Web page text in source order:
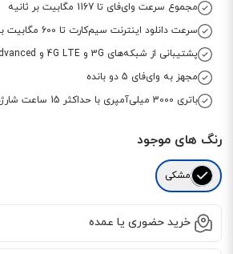
مجموع سرعت وای‌فای تا 1167 مگابیت بر ثانیه
سرعت دانلود اینترنت سیم‌کارت تا 600 مگابیت بر ثانیه
پشتیبانی از شبکه‌های 3G و 4G LTE و 4G LTE Advanced
مجهز به وای‌فای 5 دو بانده
باتری 3000 میلی‌آمپری با حداکثر 15 ساعت شارژدهی
رنگ های موجود
مشکی
خرید حضوری یا عمده